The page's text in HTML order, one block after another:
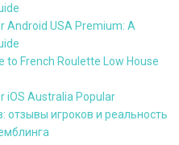
Android USA Premium: A
to French Roulette Low House
iOS Australia Popular
отзывы игроков и реальность